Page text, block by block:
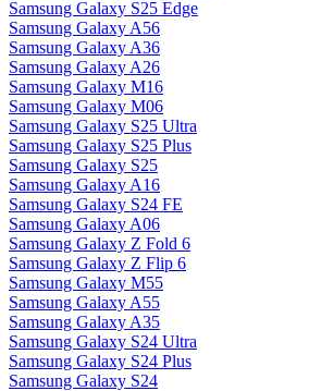
Samsung Galaxy S25 Edge
Samsung Galaxy A56
Samsung Galaxy A36
Samsung Galaxy A26
Samsung Galaxy M16
Samsung Galaxy M06
Samsung Galaxy S25 Ultra
Samsung Galaxy S25 Plus
Samsung Galaxy S25
Samsung Galaxy A16
Samsung Galaxy S24 FE
Samsung Galaxy A06
Samsung Galaxy Z Fold 6
Samsung Galaxy Z Flip 6
Samsung Galaxy M55
Samsung Galaxy A55
Samsung Galaxy A35
Samsung Galaxy S24 Ultra
Samsung Galaxy S24 Plus
Samsung Galaxy S24